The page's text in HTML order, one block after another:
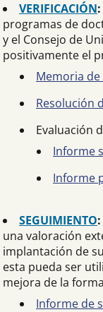
VERIFICACIÓN:
programas de
y el Consejo de
positivamente el
Memoria de
Resolución
Evaluación
Informe
Informe
SEGUIMIENTO:
una valoración
implantación de
esta pueda ser
mejora de la
Informe de